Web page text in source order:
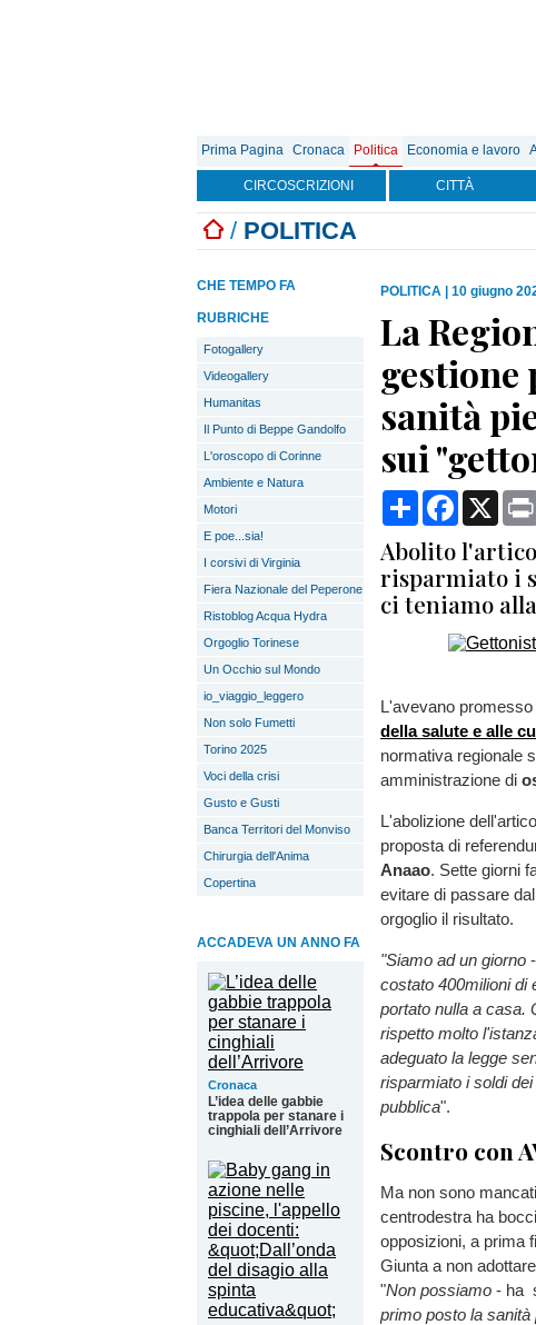
Prima Pagina Cronaca Politica Economia e lavoro
CIRCOSCRIZIONI CITTÀ
/ POLITICA
CHE TEMPO FA
RUBRICHE
Fotogallery
Videogallery
Humanitas
Il Punto di Beppe Gandolfo
L'oroscopo di Corinne
Ambiente e Natura
Motori
E poe...sia!
I corsivi di Virginia
Fiera Nazionale del Peperone
Ristoblog Acqua Hydra
Orgoglio Torinese
Un Occhio sul Mondo
io_viaggio_leggero
Non solo Fumetti
Torino 2025
Voci della crisi
Gusto e Gusti
Banca Territori del Monviso
Chirurgia dell'Anima
Copertina
ACCADEVA UN ANNO FA
Cronaca
L’idea delle gabbie
trappola per stanare i
cinghiali dell’Arrivore
POLITICA 10 giugno
La
sanità
sui
CondividiFacebook
X
Abolito
risparmiato i
ci teniamo
L'avevano
della salute e alle
normativa regionale
amministrazione di
L'abolizione
proposta di
Anaao. Sette giorni
evitare di passare
orgoglio il risultato.
"Siamo ad un giorno
costato 400milioni di
portato nulla a casa.
rispetto molto
adeguato la legge
risparmiato i soldi
pubblica".
Scontro con
Ma non sono
centrodestra ha
opposizioni, a prima
Giunta a non
"Non possiamo - ha
primo posto la